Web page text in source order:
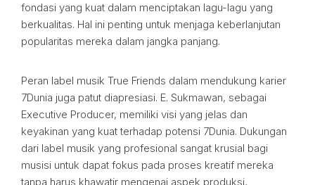
fondasi yang kuat dalam menciptakan lagu-lagu yang
berkualitas. Hal ini penting untuk menjaga keberlanjutan
popularitas mereka dalam jangka panjang.
Peran label musik True Friends dalam mendukung karier
7Dunia juga patut diapresiasi. E. Sukmawan, sebagai
Executive Producer, memiliki visi yang jelas dan
keyakinan yang kuat terhadap potensi 7Dunia. Dukungan
dari label musik yang profesional sangat krusial bagi
musisi untuk dapat fokus pada proses kreatif mereka
tanpa harus khawatir mengenai aspek produksi,